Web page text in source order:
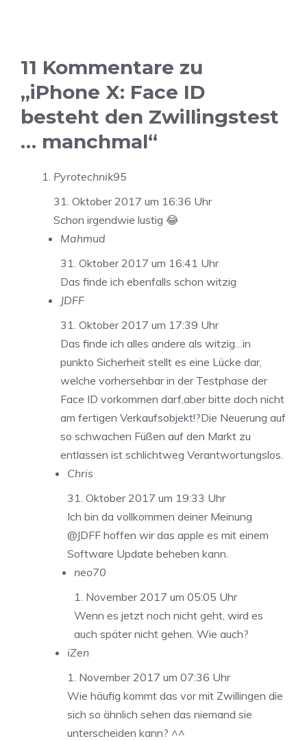
11 Kommentare zu
„iPhone X: Face ID
besteht den Zwillingstest
… manchmal“
Pyrotechnik95
31. Oktober 2017 um 16:36 Uhr
Schon irgendwie lustig 😂
Mahmud
31. Oktober 2017 um 16:41 Uhr
Das finde ich ebenfalls schon witzig
JDFF
31. Oktober 2017 um 17:39 Uhr
Das finde ich alles andere als witzig…in
punkto Sicherheit stellt es eine Lücke dar,
welche vorhersehbar in der Testphase der
Face ID vorkommen darf,aber bitte doch nicht
am fertigen Verkaufsobjekt!?Die Neuerung auf
so schwachen Füßen auf den Markt zu
entlassen ist schlichtweg Verantwortungslos.
Chris
31. Oktober 2017 um 19:33 Uhr
Ich bin da vollkommen deiner Meinung
@JDFF hoffen wir das apple es mit einem
Software Update beheben kann.
neo70
1. November 2017 um 05:05 Uhr
Wenn es jetzt noch nicht geht, wird es
auch später nicht gehen. Wie auch?
iZen
1. November 2017 um 07:36 Uhr
Wie häufig kommt das vor mit Zwillingen die
sich so ähnlich sehen das niemand sie
unterscheiden kann? ^^